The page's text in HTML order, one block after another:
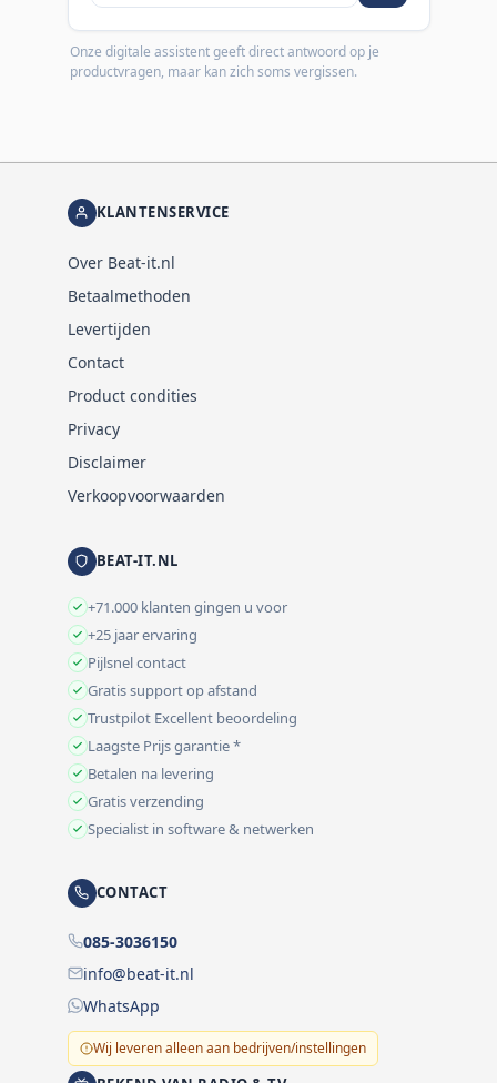
Onze digitale assistent geeft direct antwoord op je
productvragen, maar kan zich soms vergissen.
KLANTENSERVICE
Over Beat-it.nl
Betaalmethoden
Levertijden
Contact
Product condities
Privacy
Disclaimer
Verkoopvoorwaarden
BEAT-IT.NL
+71.000 klanten gingen u voor
+25 jaar ervaring
Pijlsnel contact
Gratis support op afstand
Trustpilot Excellent beoordeling
Laagste Prijs garantie *
Betalen na levering
Gratis verzending
Specialist in software & netwerken
CONTACT
085-3036150
info@beat-it.nl
WhatsApp
Wij leveren alleen aan bedrijven/instellingen